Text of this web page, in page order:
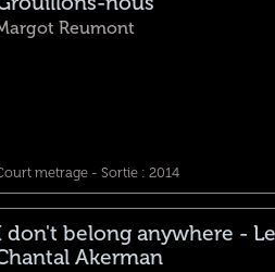
Reumont
metrage - Sortie : 2014
don't belong anywhere -
Akerman